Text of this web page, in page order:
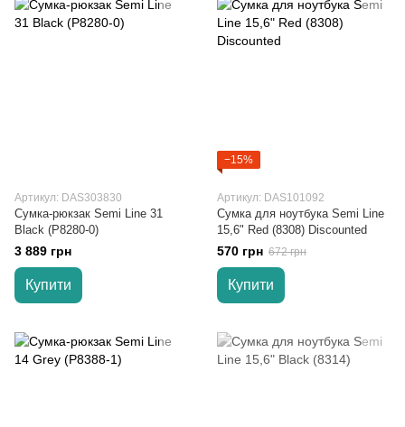
Артикул: DAS303830
Сумка-рюкзак Semi Line 31
Black (P8280-0)
3 889 грн
Купити
−15%
Артикул: DAS101092
Сумка для ноутбука Semi Line
15,6" Red (8308) Discounted
570 грн 672 грн
Купити